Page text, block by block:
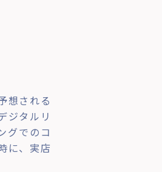
想される
ジタルリ
グでのコ
に、実店